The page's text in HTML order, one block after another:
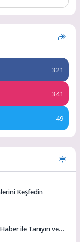
321
341
49
Keşfedin
ile Tanıyın ve